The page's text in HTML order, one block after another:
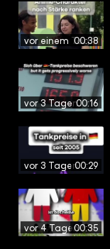
vor einem Tag
00:38
vor 3 Tagen00:16
vor 3 Tagen00:29
vor 4 Tagen00:35